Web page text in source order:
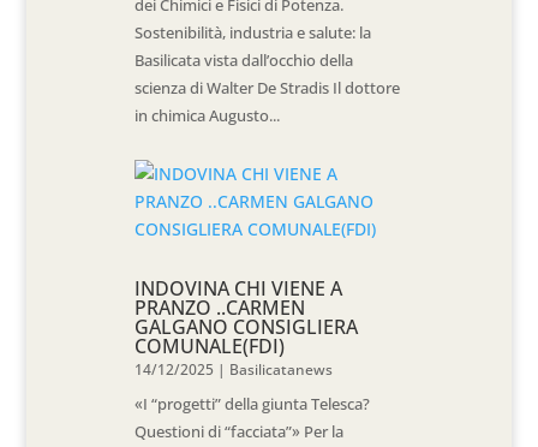
dei Chimici e Fisici di Potenza.
Sostenibilità, industria e salute: la
Basilicata vista dall’occhio della
scienza di Walter De Stradis Il dottore
in chimica Augusto...
INDOVINA CHI VIENE A
PRANZO ..CARMEN
GALGANO CONSIGLIERA
COMUNALE(FDI)
14/12/2025 | Basilicatanews
«I “progetti” della giunta Telesca?
Questioni di “facciata”» Per la